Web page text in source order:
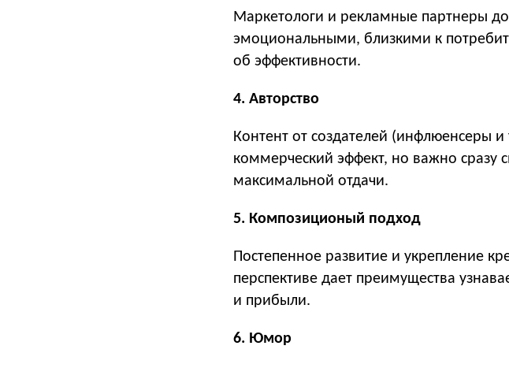
Маркетологи и рекламные партнеры
эмоциональными, близкими к
об эффективности.
4. Авторство
Контент от создателей (инфлюенсеры и
коммерческий эффект, но важно сразу
максимальной отдачи.
5. Композиционый подход
Постепенное развитие и укрепление
перспективе дает преимущества
и прибыли.
6. Юмор